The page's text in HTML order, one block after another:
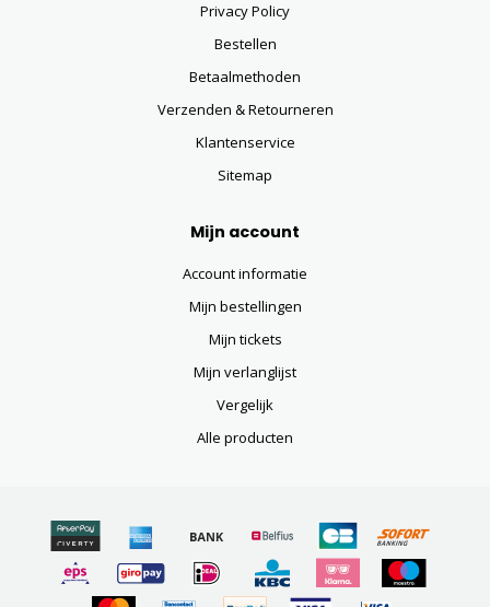
Privacy Policy
Bestellen
Betaalmethoden
Verzenden & Retourneren
Klantenservice
Sitemap
Mijn account
Account informatie
Mijn bestellingen
Mijn tickets
Mijn verlanglijst
Vergelijk
Alle producten